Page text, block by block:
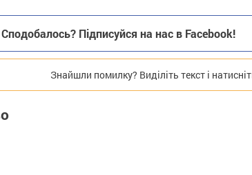
Сподобалось? Підписуйся на нас в Facebook!
Знайшли помилку? Виділіть текст і